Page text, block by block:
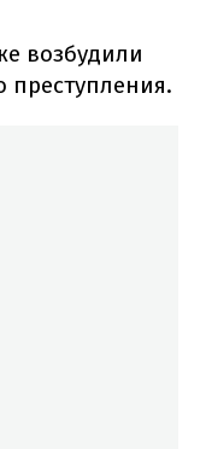
возбудили